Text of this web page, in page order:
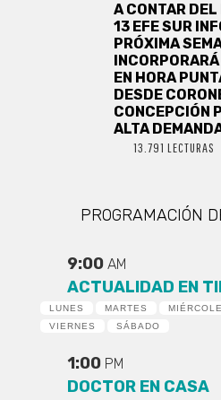
A CONTAR
13 EFE SUR
PRÓXIMA
EN HORA
DESDE
CONCEPCIÓN
ALTA
13.791 LECTURAS
PROGRAMACIÓN
9:00 AM
ACTUALIDAD EN
LUNES MARTES
VIERNES
SÁBADO
1:00 PM
DOCTOR EN CASA